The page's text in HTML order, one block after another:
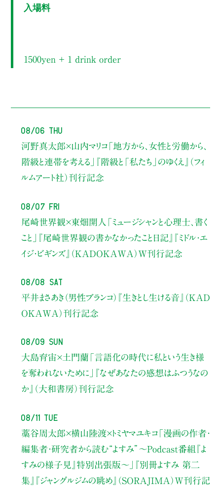
入場料
1500yen ＋ 1 drink order
08/06 Thu
河野真太郎×山内マリコ「地方から、女性と労働から、
階級と連帯を考える」
『階級と「私たち」のゆくえ』（フィ
ルムアート社）刊行記念
08/07 Fri
尾崎世界観×東畑開人
「ミュージシャンと心理士、書く
こと」
『尾崎世界観の書かなかったこと日記』『ミドル・エ
イジ・ビギンズ』（KADOKAWA）W刊行記念
08/08 Sat
平井まさあき（男性ブランコ） 『生きとし生ける音』（KAD
OKAWA）刊行記念
08/09 Sun
大島育宙×土門蘭 「言語化の時代に私という生き様
を奪われないために」
『なぜあなたの感想はふつうなの
か』（大和書房）刊行記念
08/11 Tue
藁谷周太郎×横山陸渡×トミヤマユキコ「漫画の作者・
編集者・研究者から読む“よすみ” 〜Podcast番組『よ
すみの様子見』特別出張版〜」
『別冊よすみ 第二
集』『ジャングルジムの眺め』（SORAJIMA）W刊行記